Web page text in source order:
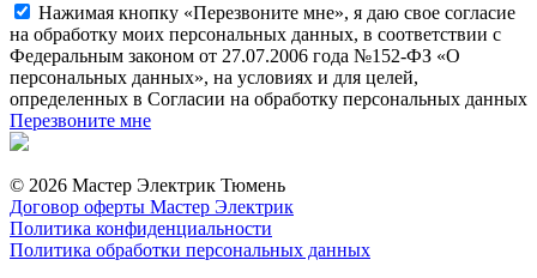
Нажимая кнопку «Перезвоните мне», я даю свое согласие
на обработку моих персональных данных, в соответствии с
Федеральным законом от 27.07.2006 года №152-ФЗ «О
персональных данных», на условиях и для целей,
определенных в Согласии на обработку персональных данных
Перезвоните мне
© 2026 Мастер Электрик Тюмень
Договор оферты Мастер Электрик
Политика конфиденциальности
Политика обработки персональных данных